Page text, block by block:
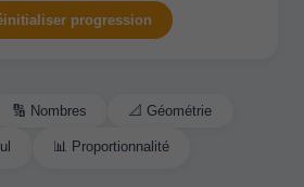
progression
🔢 Nombres 📐 Géométrie
📊 Proportionnalité